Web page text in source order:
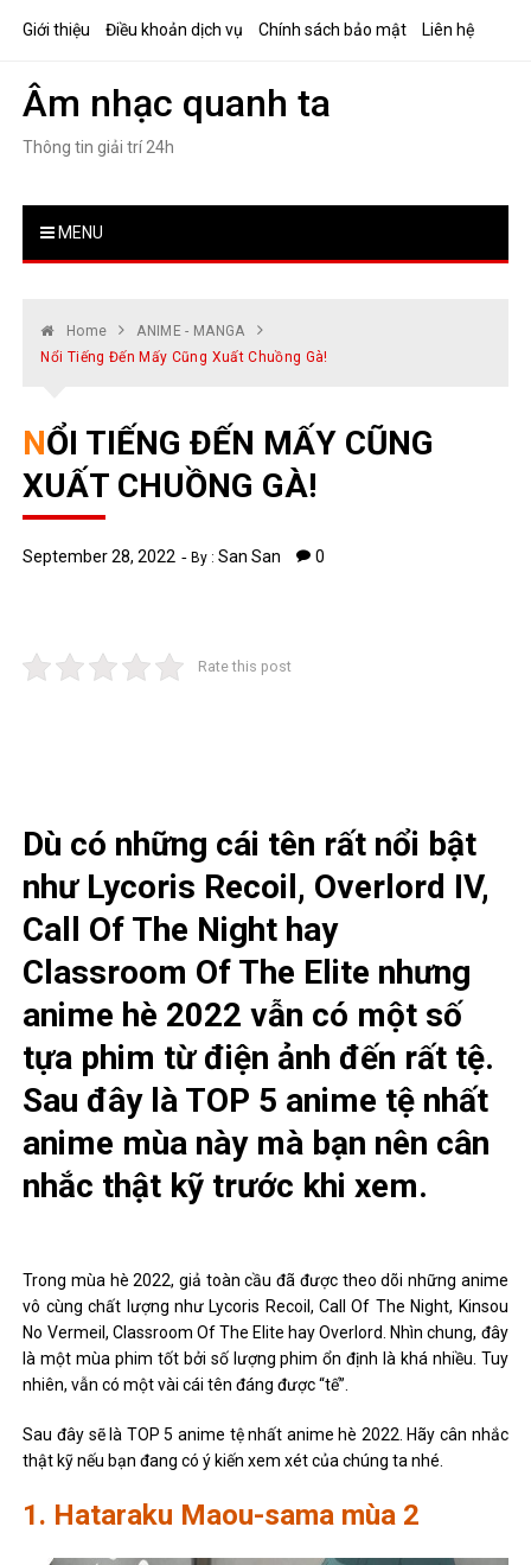
Giới thiệu Điều khoản dịch vụ Chính sách bảo mật Liên hệ
Âm nhạc quanh ta
Thông tin giải trí 24h
MENU
Home
ANIME - MANGA
Nổi Tiếng Đến Mấy Cũng Xuất Chuồng Gà!
NỔI TIẾNG ĐẾN MẤY CŨNG
XUẤT CHUỒNG GÀ!
September 28, 2022 By :San San 0
Rate this post
Dù có những cái tên rất nổi bật
như Lycoris Recoil, Overlord IV,
Call Of The Night hay
Classroom Of The Elite nhưng
anime hè 2022 vẫn có một số
tựa phim từ điện ảnh đến rất tệ.
Sau đây là TOP 5 anime tệ nhất
anime mùa này mà bạn nên cân
nhắc thật kỹ trước khi xem.
Trong mùa hè 2022, giả toàn cầu đã được theo dõi những anime
vô cùng chất lượng như Lycoris Recoil, Call Of The Night, Kinsou
No Vermeil, Classroom Of The Elite hay Overlord. Nhìn chung, đây
là một mùa phim tốt bởi số lượng phim ổn định là khá nhiều. Tuy
nhiên, vẫn có một vài cái tên đáng được “tế”.
Sau đây sẽ là TOP 5 anime tệ nhất anime hè 2022. Hãy cân nhắc
thật kỹ nếu bạn đang có ý kiến ​​xem xét của chúng ta nhé.
1. Hataraku Maou-sama mùa 2